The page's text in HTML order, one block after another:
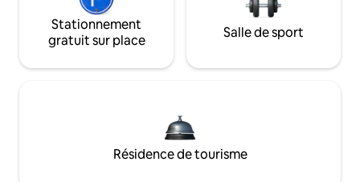
Stationnement
gratuit sur place
Salle de sport
Résidence de tourisme